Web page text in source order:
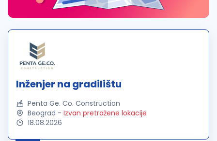
Inženjer na gradilištu
Penta Ge. Co. Construction
Beograd - Izvan pretražene lokacije
18.08.2026